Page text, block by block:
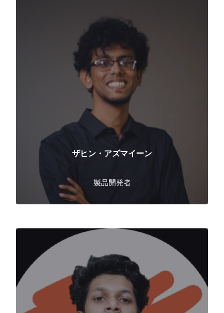
ザヒン・アズマイーン
製品開発者